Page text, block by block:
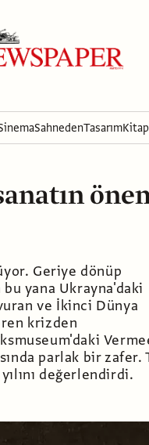
SahnedenTasarımKitap
Geriye dönüp
bu yana Ukrayna'daki
ve İkinci Dünya
krizden
parlak bir zafer.
değerlendirdi.